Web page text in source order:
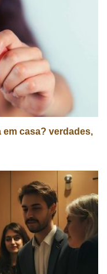
casa? verdades,